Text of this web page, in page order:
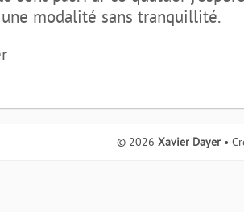
une modalité sans tranquillité.
© 2026 Xavier Dayer •